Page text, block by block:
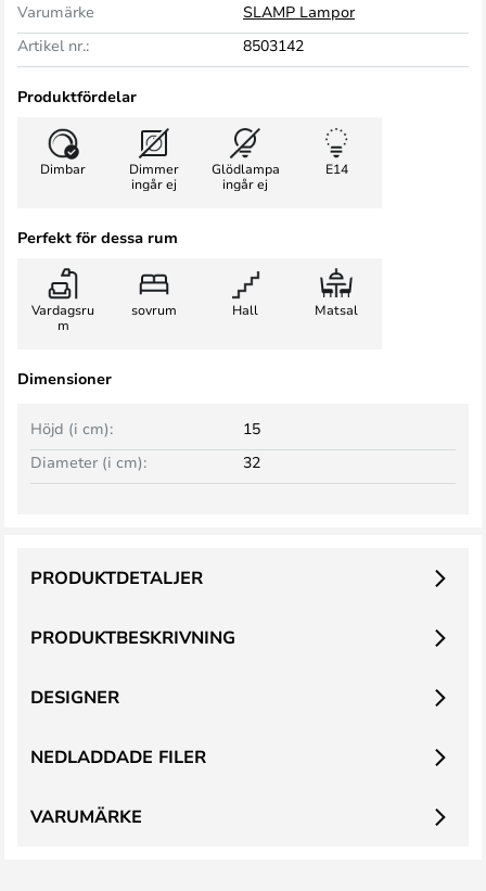
Varumärke
SLAMP Lampor
Artikel nr.:
8503142
Produktfördelar
Dimbar
Dimmer
ingår ej
Glödlampa
ingår ej
E14
Perfekt för dessa rum
Vardagsru
m
sovrum Hall Matsal
Dimensioner
Höjd (i cm):
15
Diameter (i cm):
32
PRODUKTBESKRIVNING
PRODUKTDETALJER
DESIGNER
NEDLADDADE FILER
VARUMÄRKE